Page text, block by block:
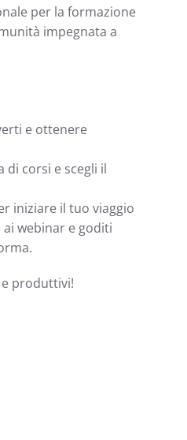
per la formazione
impegnata a
e ottenere
di corsi e scegli il
iniziare il tuo viaggio
webinar e goditi
produttivi!